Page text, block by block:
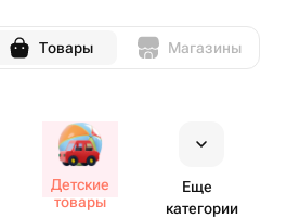
Товары Магазины
Детские
товары
Еще
категории